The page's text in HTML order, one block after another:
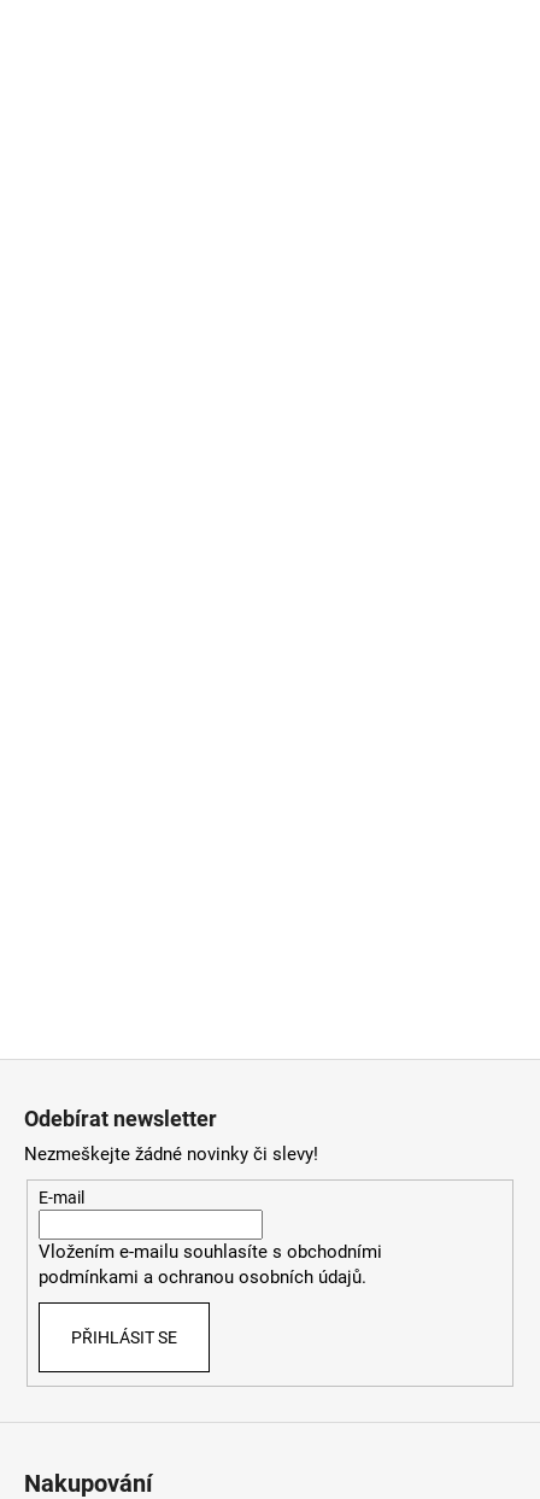
Odebírat newsletter
Nezmeškejte žádné novinky či slevy!
E-mail
Vložením e-mailu souhlasítes obchodními
podmínkami a ochranou osobních údajů.
PŘIHLÁSIT SE
Nakupování